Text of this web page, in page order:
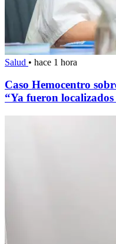
Salud • hace 1 hora
Caso Hemocentro
“Ya fueron